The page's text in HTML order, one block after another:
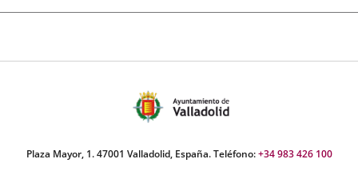
Plaza Mayor, 1. 47001 Valladolid, España. Teléfono:+34 983 426 100